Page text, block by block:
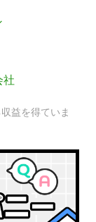
社
益を得ていま